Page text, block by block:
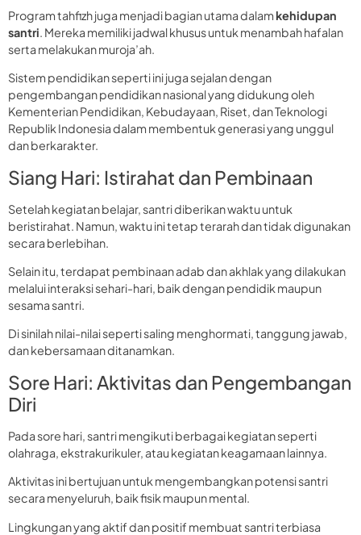
Program tahfizh juga menjadi bagian utama dalamkehidupan
santri. Mereka memiliki jadwal khusus untuk menambah hafalan
serta melakukan muroja’ah.
Sistem pendidikan seperti ini juga sejalan dengan
pengembangan pendidikan nasional yang didukung oleh
Kementerian Pendidikan, Kebudayaan, Riset, dan Teknologi
Republik Indonesia dalam membentuk generasi yang unggul
dan berkarakter.
Siang Hari: Istirahat dan Pembinaan
Setelah kegiatan belajar, santri diberikan waktu untuk
beristirahat. Namun, waktu ini tetap terarah dan tidak digunakan
secara berlebihan.
Selain itu, terdapat pembinaan adab dan akhlak yang dilakukan
melalui interaksi sehari-hari, baik dengan pendidik maupun
sesama santri.
Di sinilah nilai-nilai seperti saling menghormati, tanggung jawab,
dan kebersamaan ditanamkan.
Sore Hari: Aktivitas dan Pengembangan
Diri
Pada sore hari, santri mengikuti berbagai kegiatan seperti
olahraga, ekstrakurikuler, atau kegiatan keagamaan lainnya.
Aktivitas ini bertujuan untuk mengembangkan potensi santri
secara menyeluruh, baik fisik maupun mental.
Lingkungan yang aktif dan positif membuat santri terbiasa